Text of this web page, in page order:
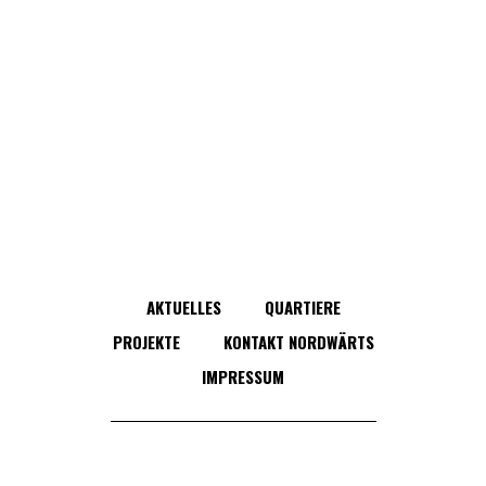
AKTUELLES
QUARTIERE
PROJEKTE
KONTAKT NORDWÄRTS
IMPRESSUM